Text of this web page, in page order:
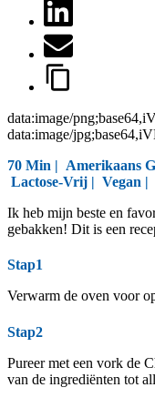
data:image/
data:image/
70 Min | Amerikaans
Lactose-Vrij | Vegan |
Ik heb mijn beste en
gebakken! Dit is een
Stap1
Verwarm de oven voor
Stap2
Pureer met een vork de
van de ingrediënten tot